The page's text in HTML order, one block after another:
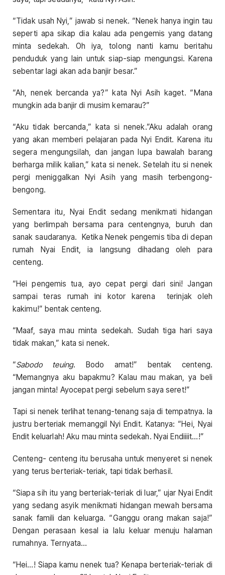
“Tidak usah Nyi,” jawab si nenek. “Nenek hanya ingin tau
seperti apa sikap dia kalau ada pengemis yang datang
minta sedekah. Oh iya, tolong nanti kamu beritahu
penduduk yang lain untuk siap-siap mengungsi. Karena
sebentar lagi akan ada banjir besar.”
“Ah, nenek bercanda ya?” kata Nyi Asih kaget. “Mana
mungkin ada banjir di musim kemarau?”
“Aku tidak bercanda,” kata si nenek.”Aku adalah orang
yang akan memberi pelajaran pada Nyi Endit. Karena itu
segera mengungsilah, dan jangan lupa bawalah barang
berharga milik kalian,” kata si nenek. Setelah itu si nenek
pergi meniggalkan Nyi Asih yang masih terbengong-
bengong.
Sementara itu, Nyai Endit sedang menikmati hidangan
yang berlimpah bersama para centengnya, buruh dan
sanak saudaranya. Ketika Nenek pengemis tiba di depan
rumah Nyai Endit, ia langsung dihadang oleh para
centeng.
“Hei pengemis tua, ayo cepat pergi dari sini! Jangan
sampai teras rumah ini kotor karena terinjak oleh
kakimu!” bentak centeng.
“Maaf, saya mau minta sedekah. Sudah tiga hari saya
tidak makan,” kata si nenek.
“Sabodo teuing. Bodo amat!” bentak centeng.
“Memangnya aku bapakmu? Kalau mau makan, ya beli
jangan minta! Ayocepat pergi sebelum saya seret!”
Tapi si nenek terlihat tenang-tenang saja di tempatnya. Ia
justru berteriak memanggil Nyi Endit. Katanya: “Hei, Nyai
Endit keluarlah! Aku mau minta sedekah. Nyai Endiiiit…!”
Centeng- centeng itu berusaha untuk menyeret si nenek
yang terus berteriak-teriak, tapi tidak berhasil.
“Siapa sih itu yang berteriak-teriak di luar,” ujar Nyai Endit
yang sedang asyik menikmati hidangan mewah bersama
sanak famili dan keluarga. “Ganggu orang makan saja!”
Dengan perasaan kesal ia lalu keluar menuju halaman
rumahnya. Ternyata…
“Hei…! Siapa kamu nenek tua? Kenapa berteriak-teriak di